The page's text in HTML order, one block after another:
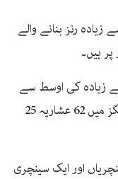
رنز بنانے والے
ہیں۔
نے اب تک 10 اننگز میں 36 سے زیادہ کی اوسط سے
366 رنز بنائے ہیں جبکہ بابر اعظم نے نو اننگز میں 62 عشاریہ 25
اور ایک سینچری